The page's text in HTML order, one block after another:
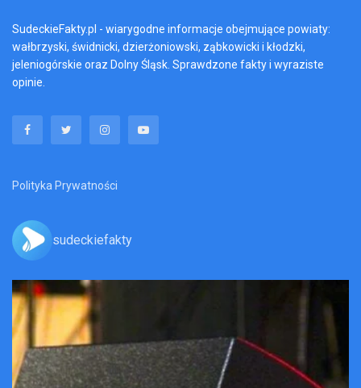
SudeckieFakty.pl - wiarygodne informacje obejmujące powiaty:
wałbrzyski, świdnicki, dzierżoniowski, ząbkowicki i kłodzki,
jeleniogórskie oraz Dolny Śląsk. Sprawdzone fakty i wyraziste
opinie.
Polityka Prywatności
sudeckiefakty